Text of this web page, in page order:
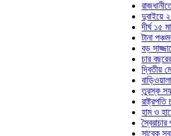
রাজধানীতে দুই
দুবাইয়ে ২০
দীর্ঘ ১৫ মাস
টানা পঞ্চমবার
বড় সাজ্জাদের
চার বছরের
দ্বিতীয়
বাড়িওয়ালারা
তুরস্ক সফর
রাষ্ট্রপতি
হাম ও হামের
স্বৈরাচার
সাবেক